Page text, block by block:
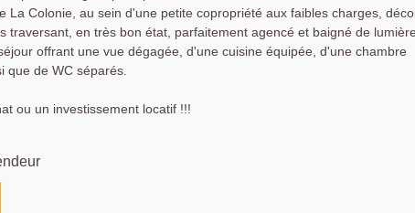
La Colonie, au sein d'une petite copropriété aux faibles charges,
traversant, en très bon état, parfaitement agencé et baigné de
offrant une vue dégagée, d'une cuisine équipée, d'une chambre
que de WC séparés.
ou un investissement locatif !!!